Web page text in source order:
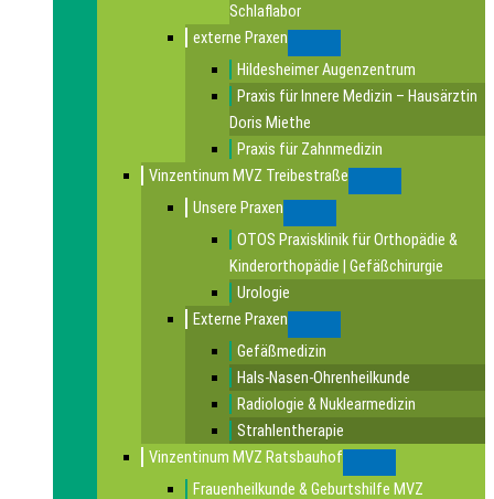
Schlaflabor
externe Praxen
Hildesheimer Augenzentrum
Praxis für Innere Medizin – Hausärztin
Doris Miethe
Praxis für Zahnmedizin
Vinzentinum MVZ Treibestraße
Unsere Praxen
OTOS Praxisklinik für Orthopädie &
Kinderorthopädie | Gefäßchirurgie
Urologie
Externe Praxen
Gefäßmedizin
Hals-Nasen-Ohrenheilkunde
Radiologie & Nuklearmedizin
Strahlentherapie
Vinzentinum MVZ Ratsbauhof
Frauenheilkunde & Geburtshilfe MVZ